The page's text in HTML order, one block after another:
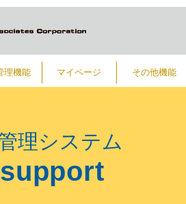
理機能 マイページ その他機能
理システム